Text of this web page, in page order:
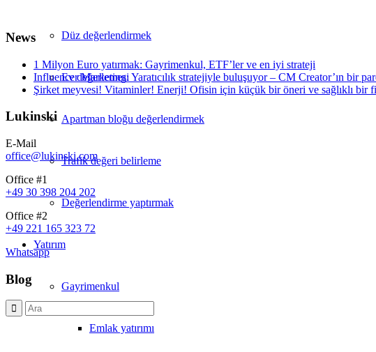
Düz değerlendirmek
Ev değerlemesi
Apartman bloğu değerlendirmek
Trafik değeri belirleme
Değerlendirme yaptırmak
Yatırım
Gayrimenkul
Emlak yatırımı
News
1 Milyon Euro yatırmak: Gayrimenkul, ETF’ler ve en iyi strateji
Influencer Marketing: Yaratıcılık stratejiyle buluşuyor – CM Creator’ın bir
Şirket meyvesi! Vitaminler! Enerji! Ofisin için küçük bir öneri ve sağlıklı bir
Lukinski
E-Mail
office@lukinski.com
Office #1
+49 30 398 204 202
Office #2
+49 221 165 323 72
Whatsapp
Blog